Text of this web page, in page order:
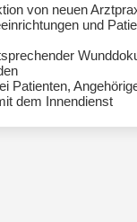
von neuen
und
Patienten,
dem Innendienst